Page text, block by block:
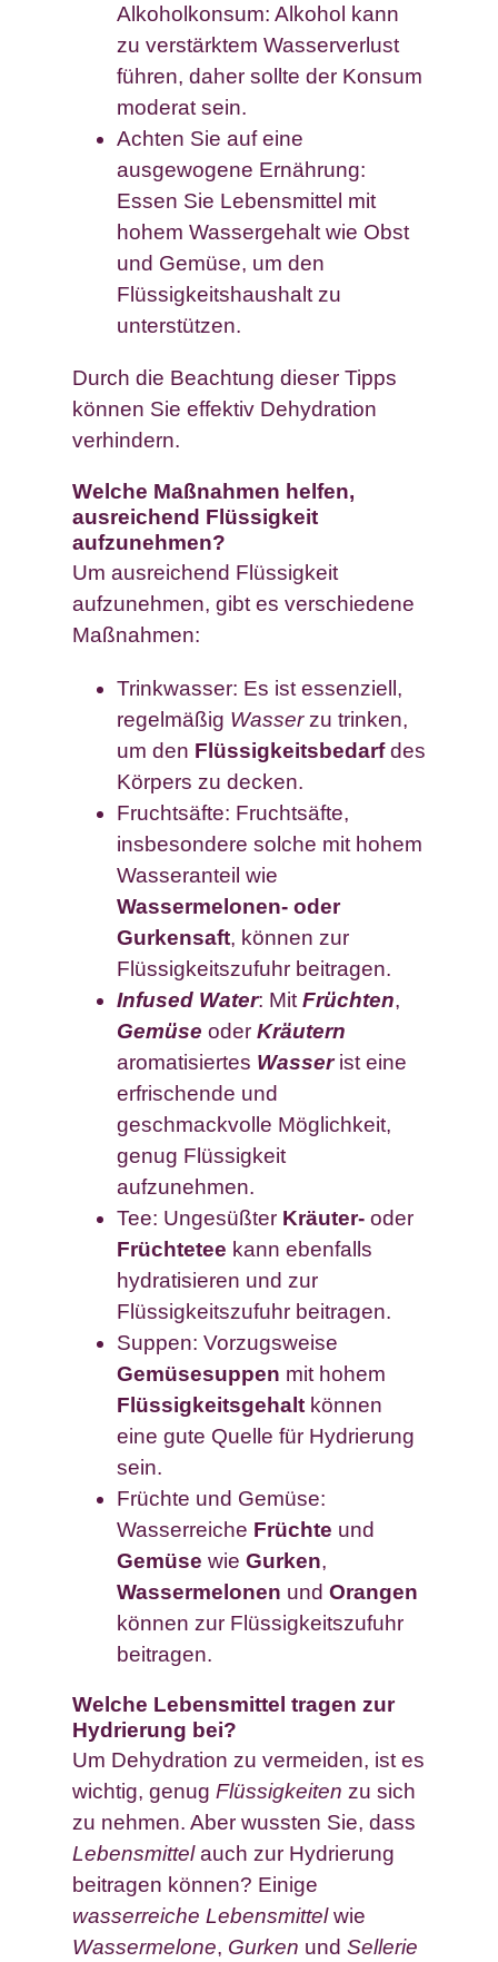
Alkoholkonsum: Alkohol kann
zu verstärktem Wasserverlust
führen, daher sollte der Konsum
moderat sein.
Achten Sie auf eine
ausgewogene Ernährung:
Essen Sie Lebensmittel mit
hohem Wassergehalt wie Obst
und Gemüse, um den
Flüssigkeitshaushalt zu
unterstützen.
Durch die Beachtung dieser Tipps
können Sie effektiv Dehydration
verhindern.
Welche Maßnahmen helfen,
ausreichend Flüssigkeit
aufzunehmen?
Um ausreichend Flüssigkeit
aufzunehmen, gibt es verschiedene
Maßnahmen:
Trinkwasser: Es ist essenziell,
regelmäßig Wasserzu trinken,
um den Flüssigkeitsbedarfdes
Körpers zu decken.
Fruchtsäfte: Fruchtsäfte,
insbesondere solche mit hohem
Wasseranteil wie
Wassermelonen- oder
Gurkensaft, können zur
Flüssigkeitszufuhr beitragen.
Infused Water: Mit Früchten,
Gemüse oder Kräutern
aromatisiertes Wasserist eine
erfrischende und
geschmackvolle Möglichkeit,
genug Flüssigkeit
aufzunehmen.
Tee: Ungesüßter Kräuter-oder
Früchtetee kann ebenfalls
hydratisieren und zur
Flüssigkeitszufuhr beitragen.
Suppen: Vorzugsweise
Gemüsesuppen mit hohem
Flüssigkeitsgehaltkönnen
eine gute Quelle für Hydrierung
sein.
Früchte und Gemüse:
Wasserreiche Früchte und
Gemüse wie Gurken,
Wassermelonen und Orangen
können zur Flüssigkeitszufuhr
beitragen.
Welche Lebensmittel tragen zur
Hydrierung bei?
Um Dehydration zu vermeiden, ist es
wichtig, genug Flüssigkeiten zu sich
zu nehmen. Aber wussten Sie, dass
Lebensmittelauch zur Hydrierung
beitragen können? Einige
wasserreiche Lebensmittelwie
Wassermelone, Gurken und Sellerie